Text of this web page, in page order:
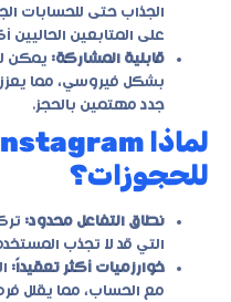
الجذاب حتى للحسابات
على المتابعين الحاليين
قابلية المشاركة: يمكن
بشكل فيروسي، مما
جدد مهتمين بالحجز.
للحجوزات؟
نطاق التفاعل محدود:
التي قد لا تجذب
خوارزميات أكثر تعقيداً:
مع الحساب، مما يقلل